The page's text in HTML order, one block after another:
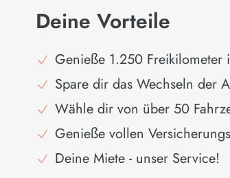
Deine Vorteile
Genieße 1.250 Freikilometer
Spare dir das Wechseln der
Wähle dir von über 50
Genieße vollen
Deine Miete - unser Service!